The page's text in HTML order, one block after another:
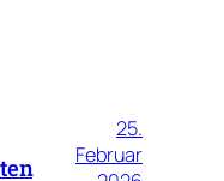
25.
Februar